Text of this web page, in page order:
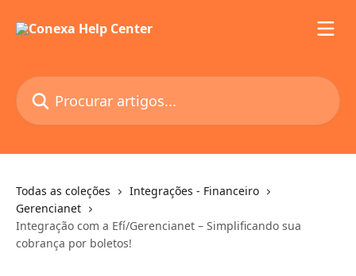
Procurar artigos...
Todas as coleções
Integrações - Financeiro
Gerencianet
Integração com a Efí/Gerencianet – Simplificando sua
cobrança por boletos!